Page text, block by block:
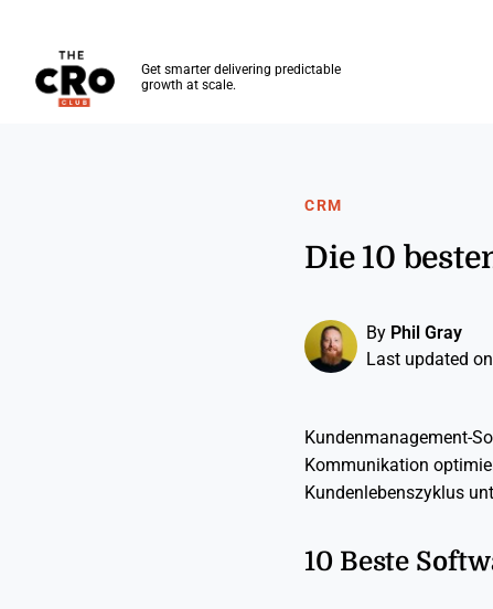
Get smarter delivering predictable
growth at scale.
CRM
Die 10
By Phil Gray
Last updated
Kundenmanagement-
Kommunikation
Kundenlebenszyklus
10 Beste